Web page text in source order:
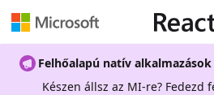
Felhőalapú natív
Készen állsz az MI-re? Fedezd